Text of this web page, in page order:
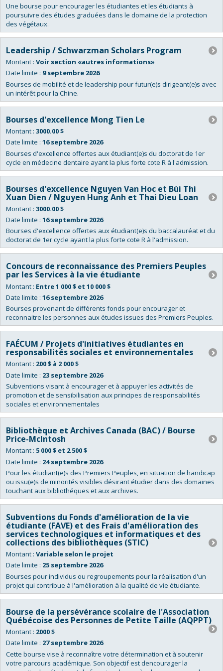
Une bourse pour encourager les étudiantes et les étudiants à
poursuivre des études graduées dans le domaine de la protection
des végétaux.
Leadership / Schwarzman Scholars Program
Montant : Voir section «autres informations»
Date limite : 9 septembre 2026
Bourses de mobilité et de leadership pour futur(e)s dirigeant(e)s avec
un intérêt pour la Chine.
Bourses d'excellence Mong Tien Le
Montant : 3000.00 $
Date limite : 16 septembre 2026
Bourses d'excellence offertes aux étudiant(e)s du doctorat de 1er
cycle en médecine dentaire ayant la plus forte cote R à l'admission.
Bourses d'excellence Nguyen Van Hoc et Bùi Thi
Xuan Dien / Nguyen Hung Anh et Thai Dieu Loan
Montant : 3000.00 $
Date limite : 16 septembre 2026
Bourses d'excellence offertes aux étudiant(e)s du baccalauréat et du
doctorat de 1er cycle ayant la plus forte cote R à l'admission.
Concours de reconnaissance des Premiers Peuples
par les Services à la vie étudiante
Montant : Entre 1 000 $ et 10 000 $
Date limite : 16 septembre 2026
Bourses provenant de différents fonds pour encourager et
reconnaitre les personnes aux études issues des Premiers Peuples.
FAÉCUM / Projets d'initiatives étudiantes en
responsabilités sociales et environnementales
Montant : 200 $ à 2 000 $
Date limite : 23 septembre 2026
Subventions visant à encourager et à appuyer les activités de
promotion et de sensibilisation aux principes de responsabilités
sociales et environnementales
Bibliothèque et Archives Canada (BAC) / Bourse
Price-McIntosh
Montant : 5 000 $ et 2 500 $
Date limite : 24 septembre 2026
Pour les étudiant(e)s des Premiers Peuples, en situation de handicap
ou issu(e)s de minorités visibles désirant étudier dans des domaines
touchant aux bibliothéques et aux archives.
Subventions du Fonds d'amélioration de la vie
étudiante (FAVE) et des Frais d'amélioration des
services technologiques et informatiques et des
collections des bibliothèques (STIC)
Montant : Variable selon le projet
Date limite : 25 septembre 2026
Bourses pour individus ou regroupements pour la réalisation d'un
projet qui contribue à l'amélioration à la qualité de vie étudiante.
Bourse de la persévérance scolaire de l'Association
Québécoise des Personnes de Petite Taille (AQPPT)
Montant : 2000 $
Date limite : 27 septembre 2026
Cette bourse vise à reconnaître votre détermination et à soutenir
votre parcours académique. Son objectif est dencourager la